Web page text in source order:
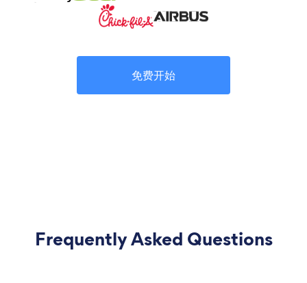
免费开始
Frequently Asked Questions